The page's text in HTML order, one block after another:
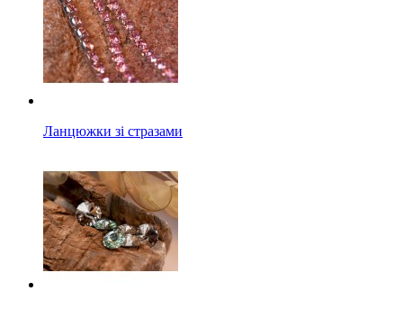
Ланцюжки зі стразами